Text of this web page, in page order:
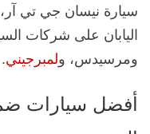
سيارة نيسان جي تي
اليابان على شركات
ومرسيدس، ولمبرجيني.